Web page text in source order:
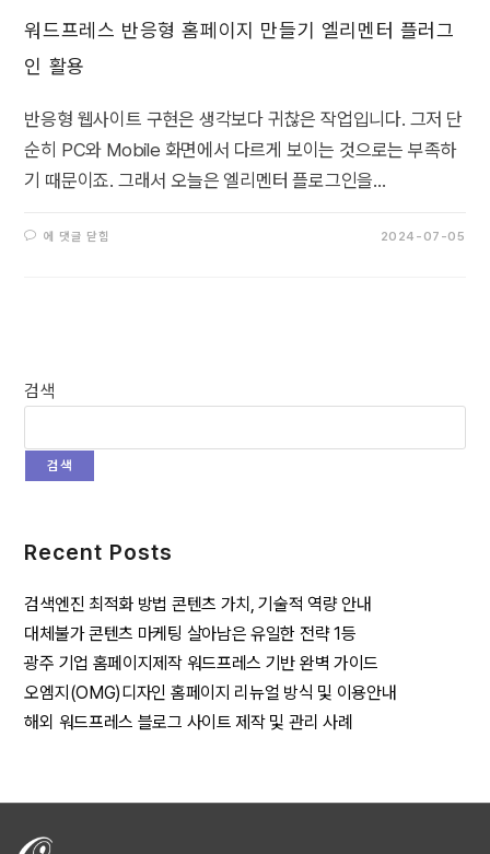
워드프레스 반응형 홈페이지 만들기 엘리멘터 플러그
인 활용
반응형 웹사이트 구현은 생각보다 귀찮은 작업입니다. 그저 단
순히 PC와 Mobile 화면에서 다르게 보이는 것으로는 부족하
기 때문이죠. 그래서 오늘은 엘리멘터 플로그인을…
에 댓글 닫힘 2024-07-05
검색
검색
Recent Posts
검색엔진 최적화 방법 콘텐츠 가치, 기술적 역량 안내
대체불가 콘텐츠 마케팅 살아남은 유일한 전략 1등
광주 기업 홈페이지제작 워드프레스 기반 완벽 가이드
오엠지(OMG)디자인 홈페이지 리뉴얼 방식 및 이용안내
해외 워드프레스 블로그 사이트 제작 및 관리 사례